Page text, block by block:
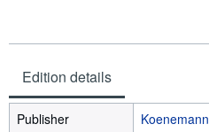
Edition details
Publisher
Koenemann